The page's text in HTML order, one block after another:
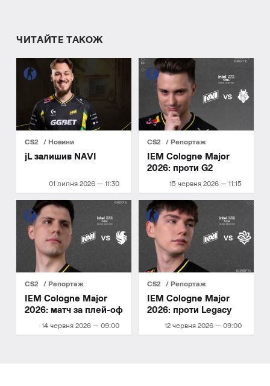
ЧИТАЙТЕ ТАКОЖ
CS2 Новини
01 липня 2026 — 11:30
jL залишив NAVI
CS2 Репортаж
15 червня 2026 — 11:15
IEM Cologne Major
2026: проти G2
CS2 Репортаж
14 червня 2026 — 09:00
IEM Cologne Major
2026: матч за плей-оф
CS2 Репортаж
12 червня 2026 — 09:00
IEM Cologne Major
2026: проти Legacy